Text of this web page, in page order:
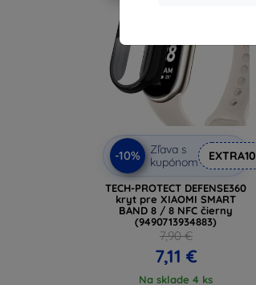
-10%
Zľava s
kupónom
EXTRA10
TECH-PROTECT DEFENSE360
kryt pre XIAOMI SMART
BAND 8 / 8 NFC čierny
(9490713934883)
7,90 €
7,11 €
Na sklade 4 ks